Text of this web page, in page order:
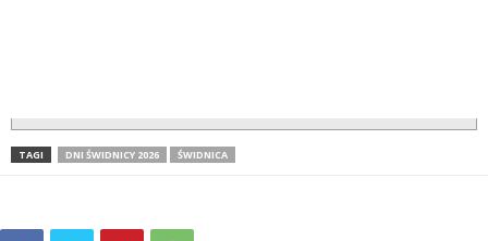
TAGI DNI ŚWIDNICY 2026 ŚWIDNICA